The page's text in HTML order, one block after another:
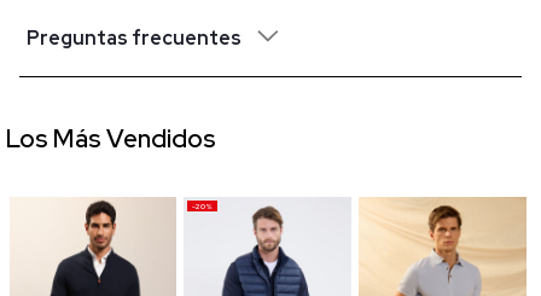
Preguntas frecuentes
-20%
Los Más Vendidos